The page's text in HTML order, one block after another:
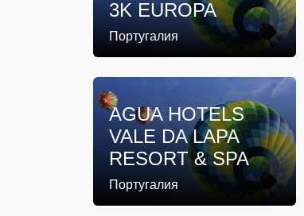
3K EUROPA
Португалия
AGUA HOTELS
VALE DA LAPA
RESORT & SPA
Португалия